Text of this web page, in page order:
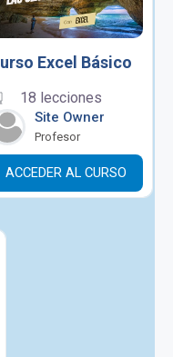
Excel Básico
18 lecciones
Site Owner
Profesor
ACCEDER AL CURSO